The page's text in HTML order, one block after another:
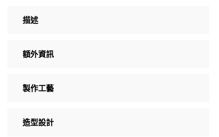
描述
額外資訊
製作工藝
造型設計